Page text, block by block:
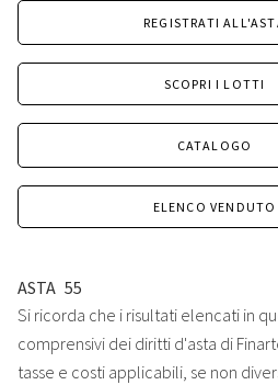
REGISTRATI
SCOPRI I LOTTI
CATALOGO
ELENCO VENDUTO
ASTA 55
Si ricorda che i risultati elencati in
comprensivi dei diritti d'asta di
tasse e costi applicabili, se non